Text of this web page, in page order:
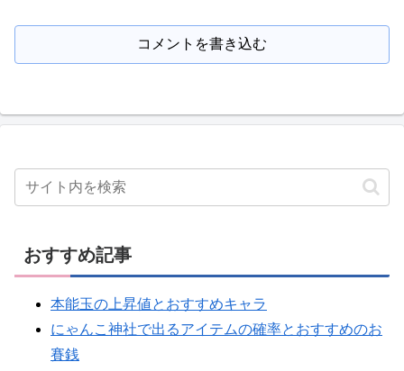
コメントを書き込む
おすすめ記事
本能玉の上昇値とおすすめキャラ
にゃんこ神社で出るアイテムの確率とおすすめのお
賽銭